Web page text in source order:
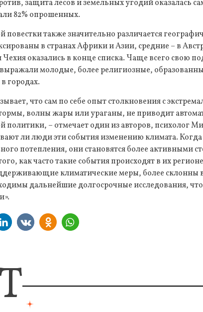
защита лесов и земельных угодий оказалась
82% опрошенных.
также значительно различается
в странах Африки и Азии, средние – в
оказались в конце списка. Чаще всего свою
молодые, более религиозные,
городах.
что сам по себе опыт столкновения с
волны жары или ураганы, не приводит
политики, – отмечает один из авторов, психолог
ли люди эти события изменению климата.
потепления, они становятся более активными
как часто такие события происходят в их
климатические меры, более склонны
дальнейшие долгосрочные исследования,